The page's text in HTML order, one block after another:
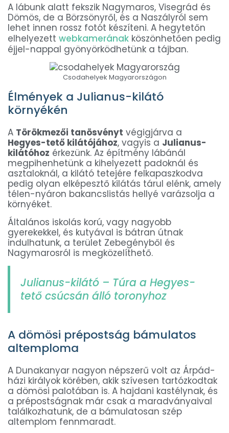
A lábunk alatt fekszik Nagymaros, Visegrád és
Dömös, de a Börzsönyről, és a Naszályról sem
lehet innen rossz fotót készíteni. A hegytetőn
elhelyezett webkamerának köszönhetően pedig
éjjel-nappal gyönyörködhetünk a tájban.
Csodahelyek Magyarországon
Élmények a Julianus-kilátó
környékén
A Törökmezői tanösvényt végigjárva a
Hegyes-tető kilátójához, vagyis a Julianus-
kilátóhoz érkezünk. Az építmény lábánál
megpihenhetünk a kihelyezett padoknál és
asztaloknál, a kilátó tetejére felkapaszkodva
pedig olyan elképesztő kilátás tárul elénk, amely
télen-nyáron bakancslistás hellyé varázsolja a
környéket.
Általános iskolás korú, vagy nagyobb
gyerekekkel, és kutyával is bátran útnak
indulhatunk, a terület Zebegényből és
Nagymarosról is megközelíthető.
Julianus-kilátó – Túra a Hegyes-
tető csúcsán álló toronyhoz
A dömösi prépostság bámulatos
altemploma
A Dunakanyar nagyon népszerű volt az Árpád-
házi királyok körében, akik szívesen tartózkodtak
a dömösi palotában is. A hajdani kastélynak, és
a prépostságnak már csak a maradványaival
találkozhatunk, de a bámulatosan szép
altemplom fennmaradt.